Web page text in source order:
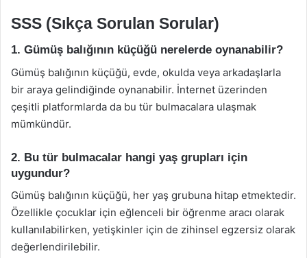
SSS (Sıkça Sorulan Sorular)
1. Gümüş balığının küçüğü nerelerde oynanabilir?
Gümüş balığının küçüğü, evde, okulda veya arkadaşlarla
bir araya gelindiğinde oynanabilir. İnternet üzerinden
çeşitli platformlarda da bu tür bulmacalara ulaşmak
mümkündür.
2. Bu tür bulmacalar hangi yaş grupları için
uygundur?
Gümüş balığının küçüğü, her yaş grubuna hitap etmektedir.
Özellikle çocuklar için eğlenceli bir öğrenme aracı olarak
kullanılabilirken, yetişkinler için de zihinsel egzersiz olarak
değerlendirilebilir.